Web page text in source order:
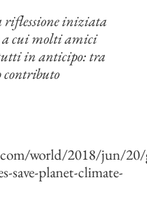
riflessione iniziata
a cui molti amici
in anticipo: tra
contributo
world/2018/jun/20/
save-planet-climate-